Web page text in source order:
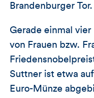
Brandenburger Tor.
Gerade einmal
von Frauen bzw.
Suttner ist etwa
Euro-Münze